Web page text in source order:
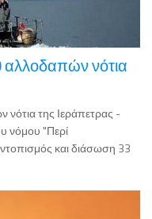
αλλοδαπών νότια
της Ιεράπετρας -
νόμου "Περί
και διάσωση 33